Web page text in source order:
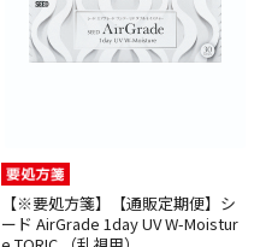
【※要処方箋】【通販定期便】シ
ード AirGrade 1day UV W-Moistur